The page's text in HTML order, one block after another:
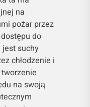
na
pożar przez
do
jest suchy
chłodzenie i
na swoją